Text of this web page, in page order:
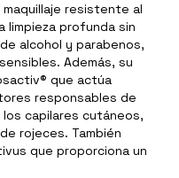
maquillaje resistente al
limpieza profunda sin
alcohol y parabenos,
Además, su
que actúa
responsables de
capilares cutáneos,
rojeces. También
que proporciona un